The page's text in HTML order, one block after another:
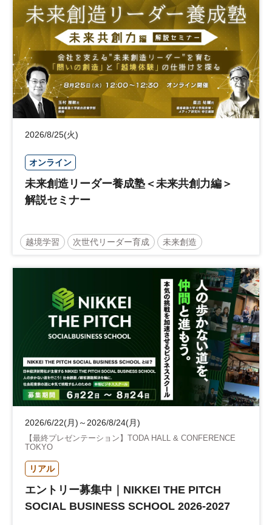
2026/8/25(火)
オンライン
未来創造リーダー養成塾＜未来共創力編＞
解説セミナー
越境学習 次世代リーダー育成 未来創造
リーダーシップ 新規事業 参加無料
日経オンラインセミナー
2026/6/22(月)～2026/8/24(月)
【最終プレゼンテーション】TODA HALL & CONFERENCE
TOKYO
リアル
エントリー募集中｜NIKKEI THE PITCH
SOCIAL BUSINESS SCHOOL 2026-2027